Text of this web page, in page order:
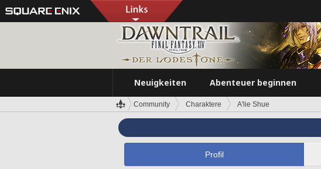
Neuigkeiten Abenteuer beginnen
Community Charaktere A'lie Shue
Profil